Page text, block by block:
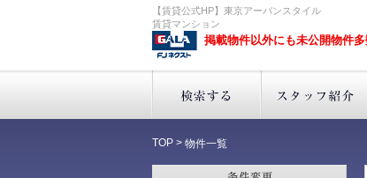
【賃貸公式HP】東京アーバンスタイル
賃貸マンション
掲載物件以外にも未公開物件多
TOP > 物件一覧